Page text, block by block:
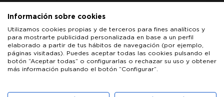
productoras de las películas y responsabilidad
única y exclusiva de las mismas.
ACADEMIA DE CINE
PATROCINADORES PRENSA CONTACTO
Información sobre cookies
Utilizamos cookies propias y de terceros para fines analíticos y
para mostrarte publicidad personalizada en base a un perfil
elaborado a partir de tus hábitos de navegación (por ejemplo,
páginas visitadas). Puedes aceptar todas las cookies pulsando el
botón “Aceptar todas” o configurarlas o rechazar su uso y obtener
más información pulsando el botón “Configurar”.